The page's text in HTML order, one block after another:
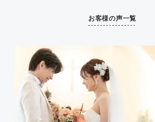
して中止
め日にち
かったで
りなく式
て良かっ
また結婚
幸せな日
りがとう
お客様の声一覧